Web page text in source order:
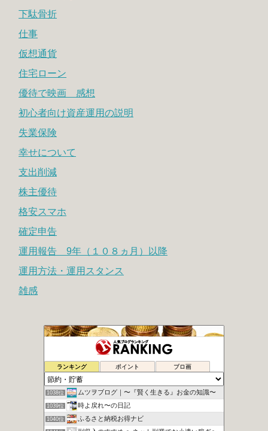
下駄骨折
仕事
仮想通貨
住宅ローン
優待で映画 感想
初心者向け資産運用の説明
失業保険
幸せについて
支出削減
株主優待
格安スマホ
確定申告
運用報告 9年（１０８ヵ月）以降
運用方法・運用スタンス
雑感
ランキング ポイント ブロ画
1036位 とりちゃんの節約コンシェルジュ
1037位 【ハウハウ】ハウスのノウハウ│ 一級建築士のブログ
1038位 ムツヲブログ｜〜『賢く生きる』お金の知識〜
1039位 時よ戻れ〜の日記
1040位 ふるさと納税お得ナビ